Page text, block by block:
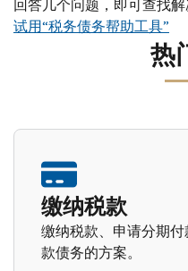
回答几个问题，即可查找解
试用“税务债务帮助工具”
热
缴纳税款
缴纳税款、申请分期
款债务的方案。